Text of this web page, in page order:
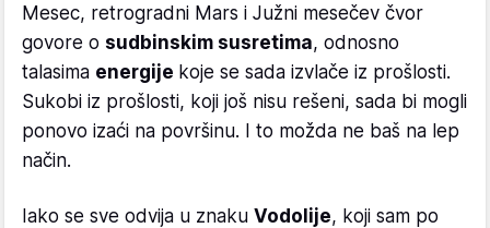
Mesec, retrogradni Mars i Južni mesečev čvor
govore o sudbinskim susretima, odnosno
talasima energije koje se sada izvlače iz prošlosti.
Sukobi iz prošlosti, koji još nisu rešeni, sada bi mogli
ponovo izaći na površinu. I to možda ne baš na lep
način.
Iako se sve odvija u znaku Vodolije, koji sam po